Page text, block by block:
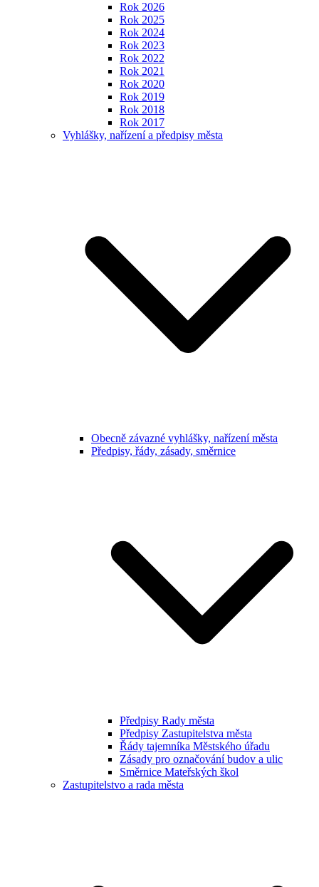
Rok 2026
Rok 2025
Rok 2024
Rok 2023
Rok 2022
Rok 2021
Rok 2020
Rok 2019
Rok 2018
Rok 2017
Vyhlášky, nařízení a předpisy města
Obecně závazné vyhlášky, nařízení města
Předpisy, řády, zásady, směrnice
Předpisy Rady města
Předpisy Zastupitelstva města
Řády tajemníka Městského úřadu
Zásady pro označování budov a ulic
Směrnice Mateřských škol
Zastupitelstvo a rada města